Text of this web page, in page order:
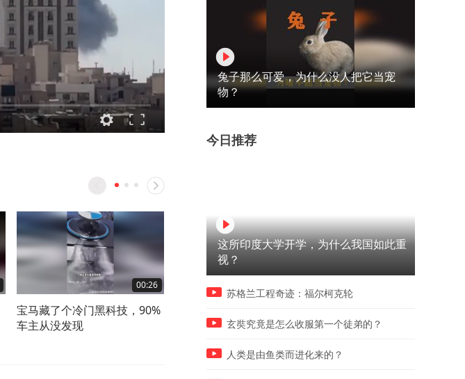
00:26
宝马藏了个冷门黑科技，90%
车主从没发现
兔子那么可爱，为什么没人把它当宠
物？
今日推荐
这所印度大学开学，为什么我国如此重
视？
苏格兰工程奇迹：福尔柯克轮
玄奘究竟是怎么收服第一个徒弟的？
人类是由鱼类而进化来的？